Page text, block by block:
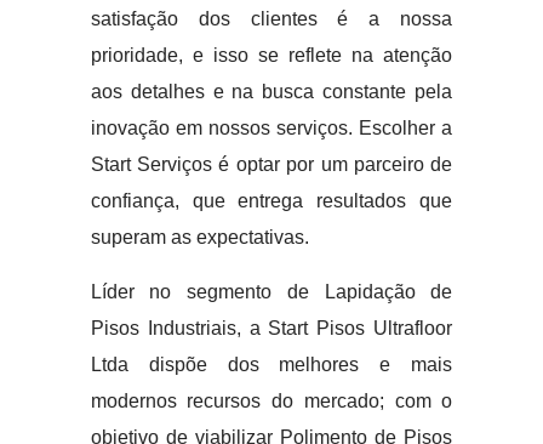
satisfação dos clientes é a nossa
prioridade, e isso se reflete na atenção
aos detalhes e na busca constante pela
inovação em nossos serviços. Escolher a
Start Serviços é optar por um parceiro de
confiança, que entrega resultados que
superam as expectativas.
Líder no segmento de Lapidação de
Pisos Industriais, a Start Pisos Ultrafloor
Ltda dispõe dos melhores e mais
modernos recursos do mercado; com o
objetivo de viabilizar Polimento de Pisos